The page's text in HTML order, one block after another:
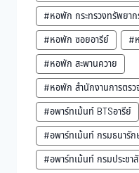
#หอพัก กระทรวงทรัพยาก
#หอพัก ซอยอารีย์
#
#หอพัก สะพานควาย
#หอพัก สำนักงานการตร
#อพาร์ทเม้นท์ BTSอารีย์
#อพาร์ทเม้นท์ กรมธนารั
#อพาร์ทเม้นท์ กรมประชา